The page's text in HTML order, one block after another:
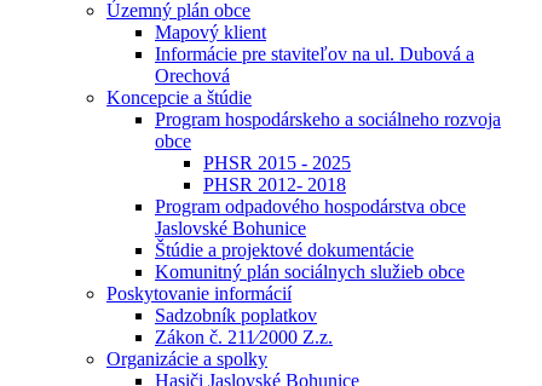
Územný plán obce
Mapový klient
Informácie pre staviteľov na ul. Dubová a
Orechová
Koncepcie a štúdie
Program hospodárskeho a sociálneho rozvoja
obce
PHSR 2015 - 2025
PHSR 2012- 2018
Program odpadového hospodárstva obce
Jaslovské Bohunice
Štúdie a projektové dokumentácie
Komunitný plán sociálnych služieb obce
Poskytovanie informácií
Sadzobník poplatkov
Zákon č. 211⁄2000 Z.z.
Organizácie a spolky
Hasiči Jaslovské Bohunice